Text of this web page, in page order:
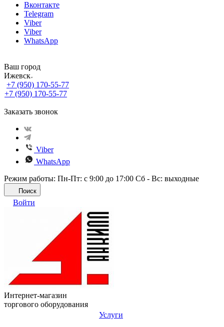
Вконтакте
Telegram
Viber
Viber
WhatsApp
Ваш город
Ижевск
+7 (950) 170-55-77
+7 (950) 170-55-77
Заказать звонок
Viber
WhatsApp
Режим работы: Пн-Пт: с 9:00 до 17:00 Сб - Вс: выходные
Поиск
Войти
Интернет-магазин
торгового оборудования
Услуги